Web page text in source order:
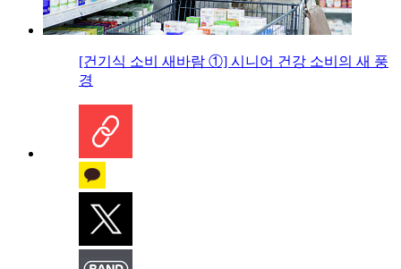
[건기식 소비 새바람 ①] 시니어 건강 소비의 새 풍
경